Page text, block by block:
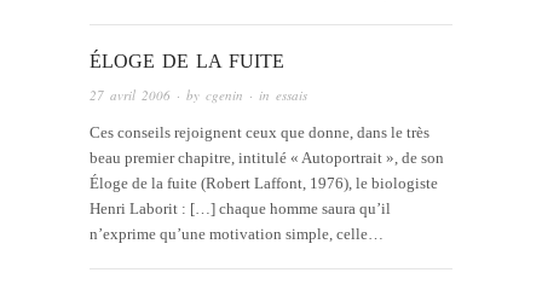
ÉLOGE DE LA FUITE
27 avril 2006 · by cgenin · in essais
Ces conseils rejoignent ceux que donne, dans le très
beau premier chapitre, intitulé « Autoportrait », de son
Éloge de la fuite (Robert Laffont, 1976), le biologiste
Henri Laborit : […] chaque homme saura qu’il
n’exprime qu’une motivation simple, celle…